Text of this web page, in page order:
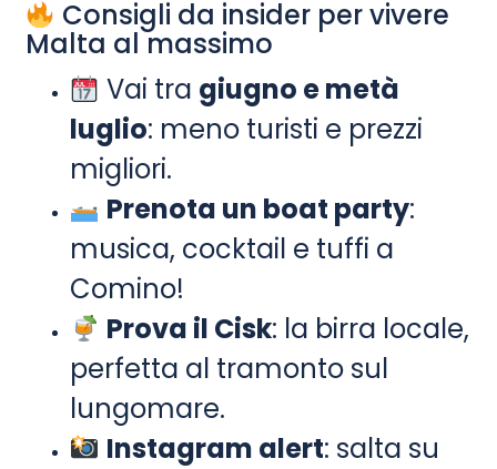
Consigli da insider per vivere
Malta al massimo
Vai tra giugno e metà
luglio: meno turisti e prezzi
migliori.
Prenota un boat party:
musica, cocktail e tuffi a
Comino!
Prova il Cisk: la birra locale,
perfetta al tramonto sul
lungomare.
Instagram alert: salta su